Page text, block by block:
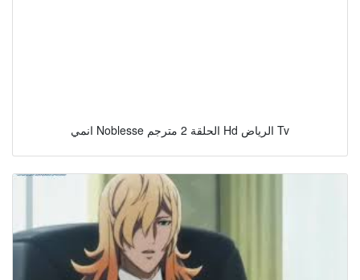
انمي Noblesse الحلقة 2 مترجم Hd الرياض Tv